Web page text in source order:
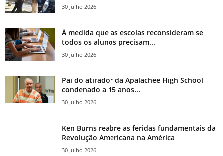
30 Julho 2026
À medida que as escolas reconsideram se
todos os alunos precisam...
30 Julho 2026
Pai do atirador da Apalachee High School
condenado a 15 anos...
30 Julho 2026
Ken Burns reabre as feridas fundamentais da
Revolução Americana na América
30 Julho 2026